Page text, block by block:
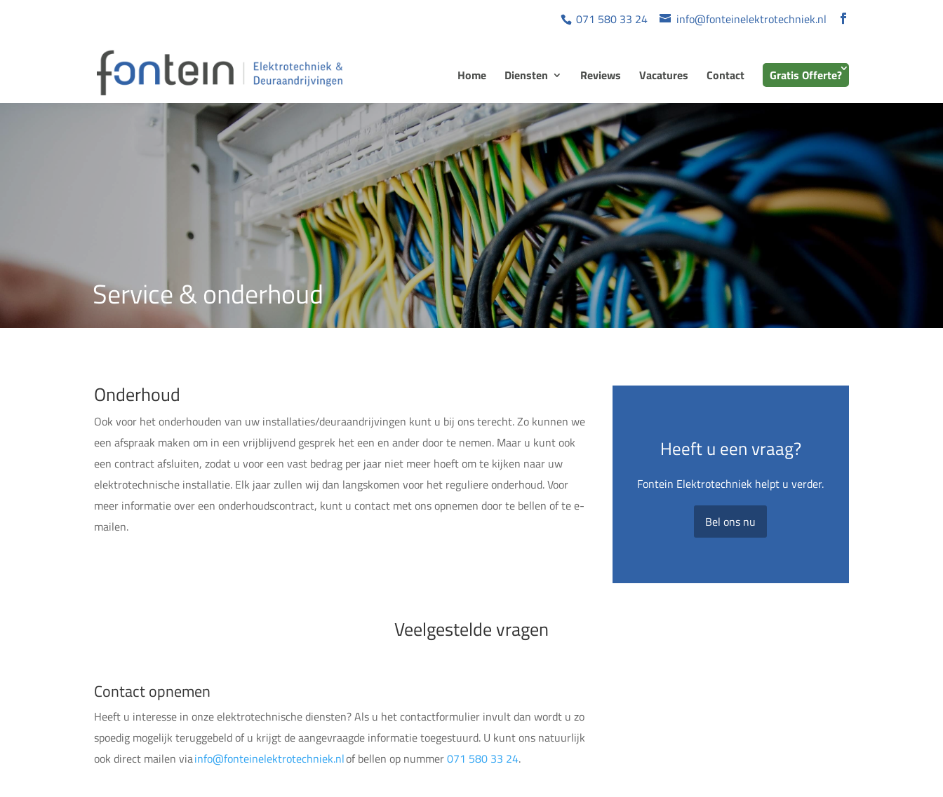
071 580 33 24 info@fonteinelektrotechniek.nl
Home Diensten Reviews Vacatures Contact Gratis Offerte?
Service & onderhoud
Onderhoud
Ook voor het onderhouden van uw installaties/deuraandrijvingen kunt u bij ons terecht. Zo kunnen we
een afspraak maken om in een vrijblijvend gesprek het een en ander door te nemen. Maar u kunt ook
een contract afsluiten, zodat u voor een vast bedrag per jaar niet meer hoeft om te kijken naar uw
elektrotechnische installatie. Elk jaar zullen wij dan langskomen voor het reguliere onderhoud. Voor
meer informatie over een onderhoudscontract, kunt u contact met ons opnemen door te bellen of te e-
mailen.
Heeft u een vraag?
Fontein Elektrotechniek helpt u verder.
Bel ons nu
Veelgestelde vragen
Contact opnemen
Heeft u interesse in onze elektrotechnische diensten?Als u het contactformulier invult dan wordt u zo
spoedig mogelijk teruggebeld of u krijgt de aangevraagde informatie toegestuurd. U kunt ons natuurlijk
ook direct mailen viainfo@fonteinelektrotechniek.nlof bellen op nummer071 580 33 24.